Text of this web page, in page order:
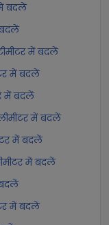
में बदलें
बदलें
में बदलें
में बदलें
में बदलें
में बदलें
में बदलें
में बदलें
बदलें
में बदलें